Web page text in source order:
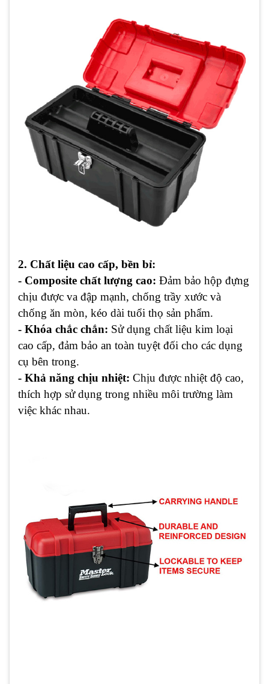
2. Chất liệu cao cấp, bền bỉ:
- Composite chất lượng cao: Đảm bảo hộp đựng
chịu được va đập mạnh, chống trầy xước và
chống ăn mòn, kéo dài tuổi thọ sản phẩm.
- Khóa chắc chắn: Sử dụng chất liệu kim loại
cao cấp, đảm bảo an toàn tuyệt đối cho các dụng
cụ bên trong.
- Khả năng chịu nhiệt: Chịu được nhiệt độ cao,
thích hợp sử dụng trong nhiều môi trường làm
việc khác nhau.